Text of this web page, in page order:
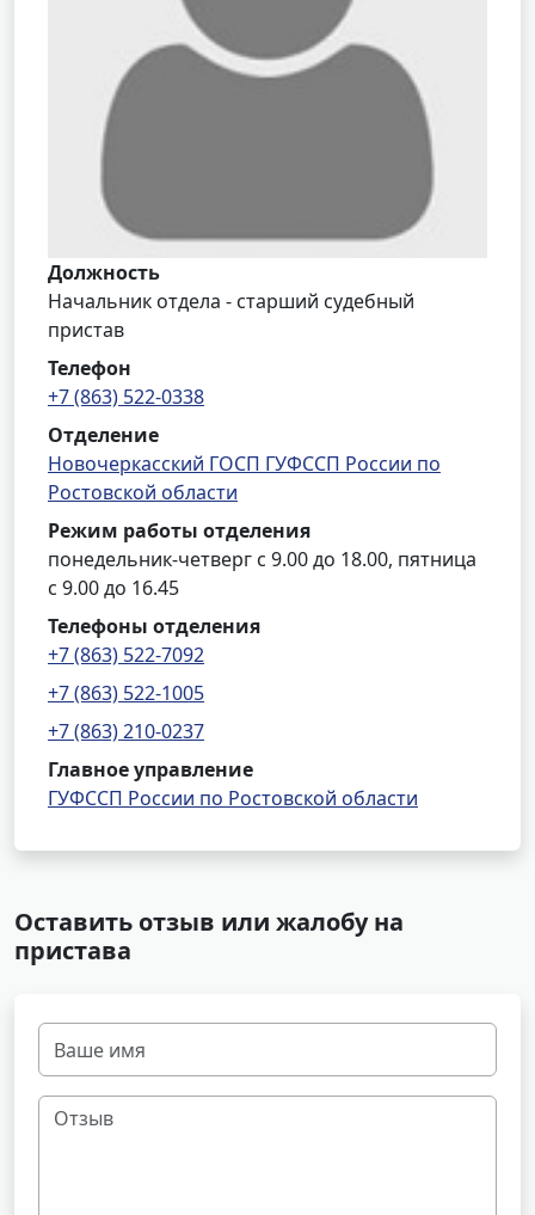
Должность
Начальник отдела - старший судебный
пристав
Телефон
+7 (863) 522-0338
Отделение
Новочеркасский ГОСП ГУФССП России по
Ростовской области
Режим работы отделения
понедельник-четверг с 9.00 до 18.00, пятница
с 9.00 до 16.45
Телефоны отделения
+7 (863) 522-7092
+7 (863) 522-1005
+7 (863) 210-0237
Главное управление
ГУФССП России по Ростовской области
Оставить отзыв или жалобу на
пристава